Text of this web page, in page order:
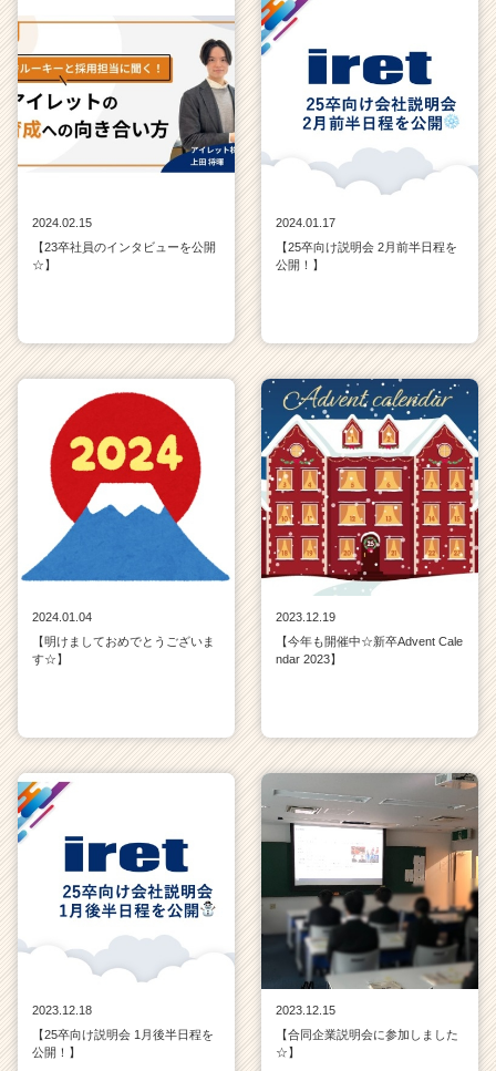
2024.02.15
【23卒社員のインタビューを公開
☆】
2024.01.17
【25卒向け説明会 2月前半日程を
公開！】
2024.01.04
【明けましておめでとうございま
す☆】
2023.12.19
【今年も開催中☆新卒Advent Cale
ndar 2023】
2023.12.18
【25卒向け説明会 1月後半日程を
公開！】
2023.12.15
【合同企業説明会に参加しました
☆】